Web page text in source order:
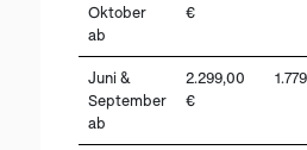
Oktober
ab
€
Juni &
September
ab
2.299,00
€